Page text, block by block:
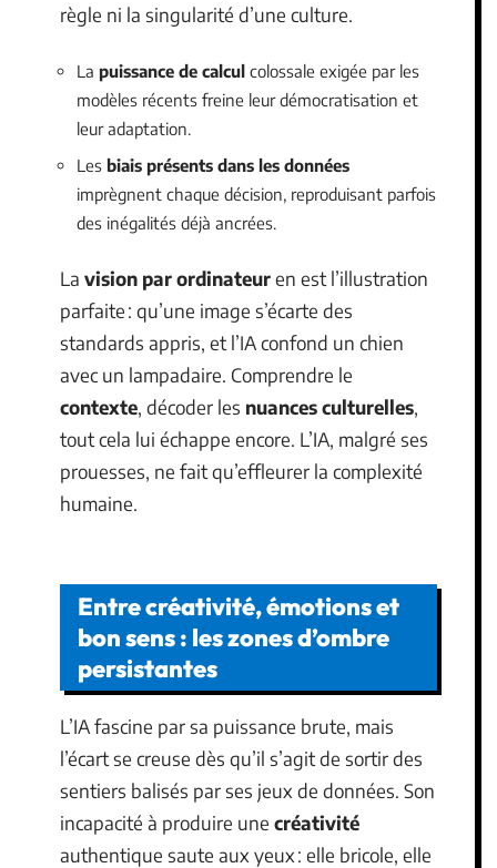
règle ni la singularité d’une culture.
La puissance de calcul colossale exigée par les
modèles récents freine leur démocratisation et
leur adaptation.
Les biais présents dans les données
imprègnent chaque décision, reproduisant parfois
des inégalités déjà ancrées.
La vision par ordinateuren est l’illustration
parfaite : qu’une image s’écarte des
standards appris, et l’IA confond un chien
avec un lampadaire. Comprendre le
contexte, décoder les nuances culturelles,
tout cela lui échappe encore. L’IA, malgré ses
prouesses, ne fait qu’effleurer la complexité
humaine.
Entre créativité, émotions et
bon sens : les zones d’ombre
persistantes
L’IA fascine par sa puissance brute, mais
l’écart se creuse dès qu’il s’agit de sortir des
sentiers balisés par ses jeux de données. Son
incapacité à produire une créativité
authentique saute aux yeux : elle bricole, elle